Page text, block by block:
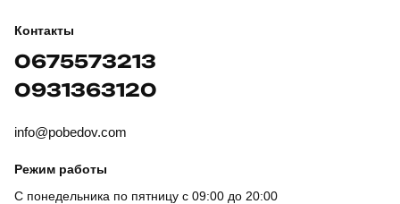
Контакты
0675573213
0931363120
info@pobedov.com
Режим работы
С понедельника по пятницу с 09:00 до 20:00